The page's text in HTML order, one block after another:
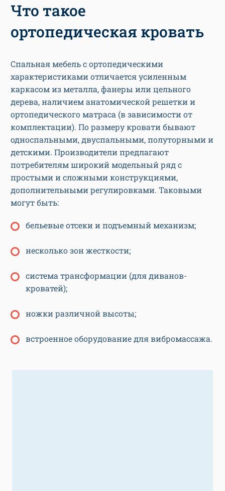
Что такое
ортопедическая кровать
Спальная мебель с ортопедическими
характеристиками отличается усиленным
каркасом из металла, фанеры или цельного
дерева, наличием анатомической решетки и
ортопедического матраса (в зависимости от
комплектации). По размеру кровати бывают
односпальными, двуспальными, полуторными и
детскими. Производители предлагают
потребителям широкий модельный ряд с
простыми и сложными конструкциями,
дополнительными регулировками. Таковыми
могут быть:
бельевые отсеки и подъемный механизм;
несколько зон жесткости;
система трансформации (для диванов-
кроватей);
ножки различной высоты;
встроенное оборудование для вибромассажа.